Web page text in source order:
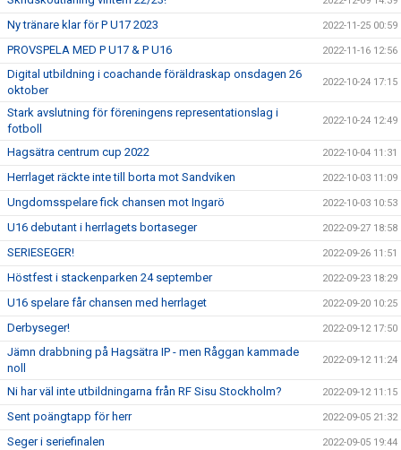
Ny tränare klar för P U17 2023 2022-11-25 00:59
PROVSPELA MED P U17 & P U16 2022-11-16 12:56
Digital utbildning i coachande föräldraskap onsdagen 26
oktober
2022-10-24 17:15
Stark avslutning för föreningens representationslag i
fotboll
2022-10-24 12:49
Hagsätra centrum cup 2022 2022-10-04 11:31
Herrlaget räckte inte till borta mot Sandviken 2022-10-03 11:09
Ungdomsspelare fick chansen mot Ingarö 2022-10-03 10:53
U16 debutant i herrlagets bortaseger 2022-09-27 18:58
SERIESEGER! 2022-09-26 11:51
Höstfest i stackenparken 24 september 2022-09-23 18:29
U16 spelare får chansen med herrlaget 2022-09-20 10:25
Derbyseger! 2022-09-12 17:50
Jämn drabbning på Hagsätra IP - men Råggan kammade
noll
2022-09-12 11:24
Ni har väl inte utbildningarna från RF Sisu Stockholm? 2022-09-12 11:15
Sent poängtapp för herr 2022-09-05 21:32
Seger i seriefinalen 2022-09-05 19:44